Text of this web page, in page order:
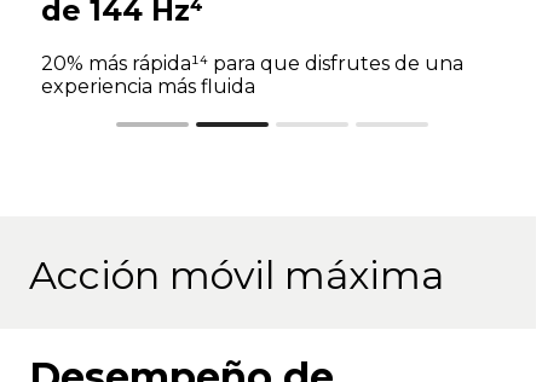
de 144 Hz⁴
20% más rápida¹⁴ para que disfrutes de una
experiencia más fluida
Acción móvil máxima